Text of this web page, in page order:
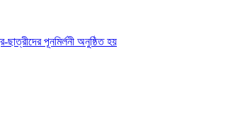
পূনমির্লনী অনুষ্ঠিত হয়